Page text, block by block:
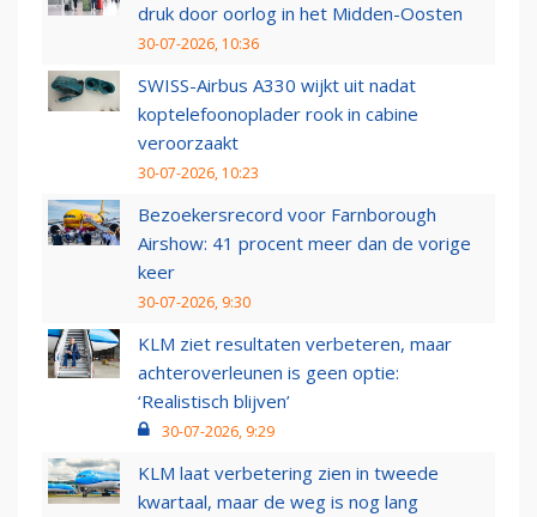
druk door oorlog in het Midden-Oosten
30-07-2026, 10:36
SWISS-Airbus A330 wijkt uit nadat
koptelefoonoplader rook in cabine
veroorzaakt
30-07-2026, 10:23
Bezoekersrecord voor Farnborough
Airshow: 41 procent meer dan de vorige
keer
30-07-2026, 9:30
KLM ziet resultaten verbeteren, maar
achteroverleunen is geen optie:
‘Realistisch blijven’
30-07-2026, 9:29
KLM laat verbetering zien in tweede
kwartaal, maar de weg is nog lang